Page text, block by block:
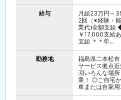
給与
月給23万円～
2回（※経験・
業代)全額支給
￥17,000支給
支給 ＊＊年...
勤務地
福島県二本松
サービス拠点
回いろんな場
業！ ◎ご自宅
車または自家